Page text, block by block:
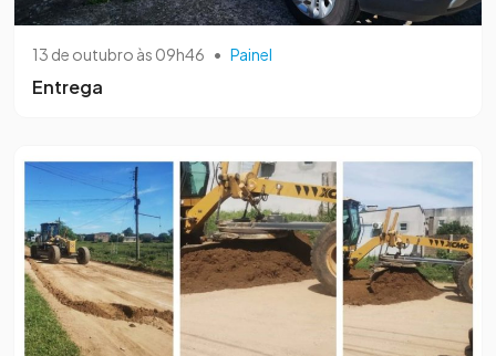
13 de outubro às 09h46 • Painel
Entrega